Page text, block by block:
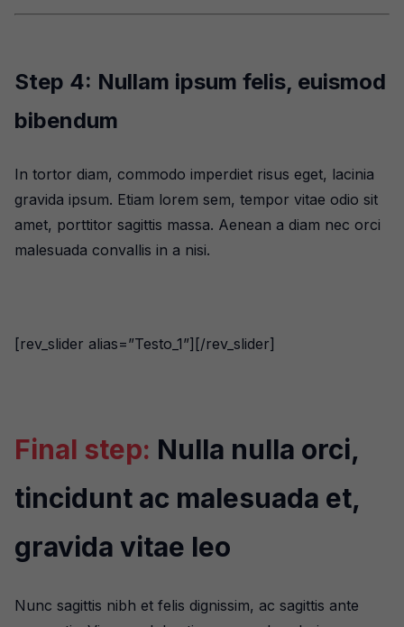
Step 4: Nullam ipsum felis, euismod
bibendum
In tortor diam, commodo imperdiet risus eget, lacinia
gravida ipsum. Etiam lorem sem, tempor vitae odio sit
amet, porttitor sagittis massa. Aenean a diam nec orci
malesuada convallis in a nisi.
[rev_slider alias=”Testo_1”][/rev_slider]
Final step: Nulla nulla orci,
tincidunt ac malesuada et,
gravida vitae leo
Nunc sagittis nibh et felis dignissim, ac sagittis ante